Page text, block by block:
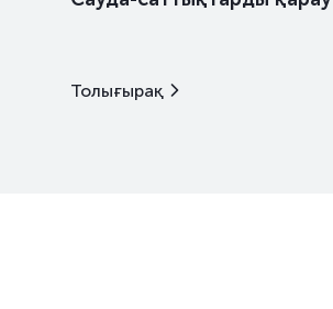
Толығырақ